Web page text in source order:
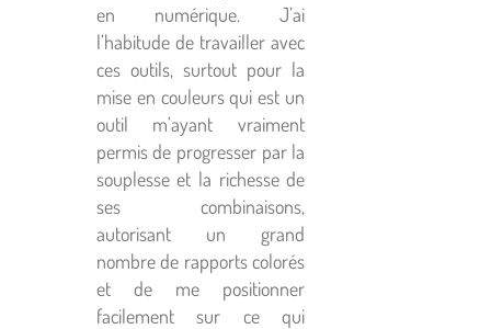
en numérique. J’ai
l’habitude de travailler avec
ces outils, surtout pour la
mise en couleurs qui est un
outil m’ayant vraiment
permis de progresser par la
souplesse et la richesse de
ses combinaisons,
autorisant un grand
nombre de rapports colorés
et de me positionner
facilement sur ce qui